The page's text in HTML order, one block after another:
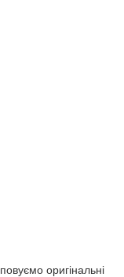
оригінальні